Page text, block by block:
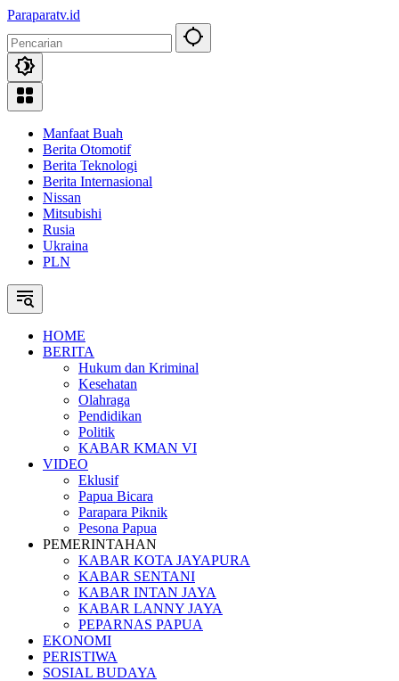
Langsung
konten
Paraparatv.id
Papua
Manfaat Buah
Berita Otomotif
Berita Teknologi
Berita Internasional
Nissan
Mitsubishi
Rusia
Ukraina
PLN
HOME
BERITA
Hukum dan Kriminal
Kesehatan
Olahraga
Pendidikan
Politik
KABAR KMAN VI
VIDEO
Eklusif
Papua Bicara
Parapara Piknik
Pesona Papua
PEMERINTAHAN
KABAR KOTA JAYAPURA
KABAR SENTANI
KABAR INTAN JAYA
KABAR LANNY JAYA
PEPARNAS PAPUA
EKONOMI
PERISTIWA
SOSIAL BUDAYA